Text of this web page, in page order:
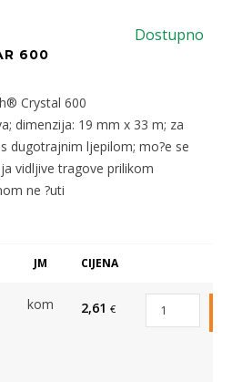
Dostupno
600
Crystal 600
dimenzija: 19 mm x 33 m; za
dugotrajnim ljepilom; mo?e se
vidljive tragove prilikom
ne ?uti
JM CIJENA
kom 2,61 €